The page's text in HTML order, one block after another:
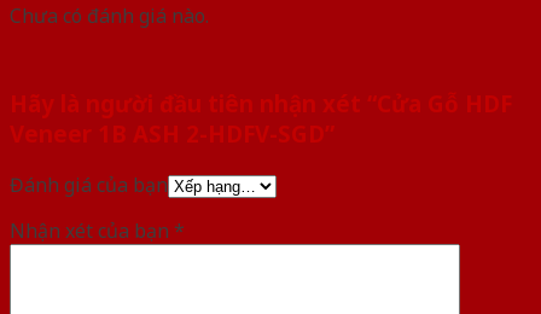
Chưa có đánh giá nào.
Hãy là người đầu tiên nhận xét “Cửa Gỗ HDF
Veneer 1B ASH 2-HDFV-SGD”
Đánh giá của bạn
Nhận xét của bạn *